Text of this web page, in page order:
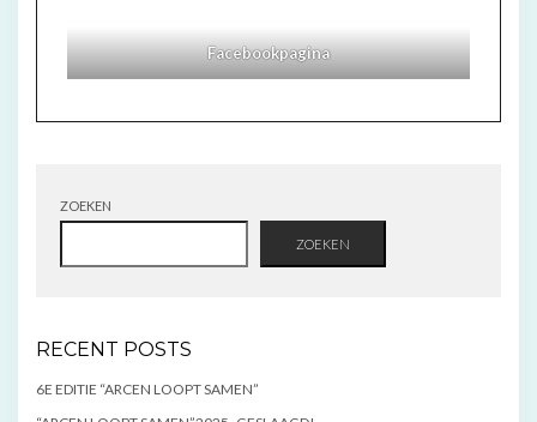
Facebookpagina
ZOEKEN
ZOEKEN
RECENT POSTS
6E EDITIE “ARCEN LOOPT SAMEN”